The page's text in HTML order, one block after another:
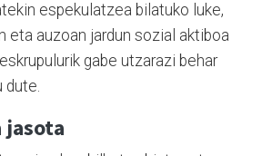
espekulatzea bilatuko luke,
eta auzoan jardun sozial aktiboa
gabe utzarazi behar
dute.
jasota